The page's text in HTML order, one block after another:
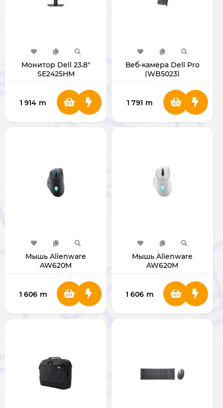
Монитор Dell 23.8"
SE2425HM
1 914 m
Веб-камера Dell Pro
(WB5023)
1 791 m
Мышь Alienware
AW620M
1 606 m
Мышь Alienware
AW620M
1 606 m